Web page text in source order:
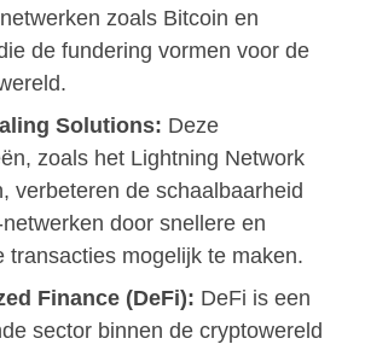
zoals Bitcoin en
de fundering vormen voor de
Solutions: Deze
zoals het Lightning Network
verbeteren de schaalbaarheid
door snellere en
transacties mogelijk te maken.
Finance (DeFi): DeFi is een
sector binnen de cryptowereld